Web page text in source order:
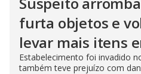
furta objetos e
levar mais itens
Estabelecimento foi invadido
também teve prejuízo com